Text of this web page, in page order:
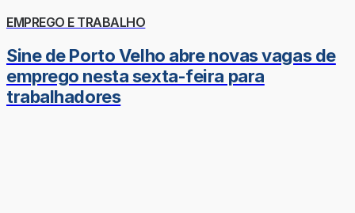
EMPREGO E TRABALHO
Sine de Porto Velho abre novas vagas de
emprego nesta sexta-feira para
trabalhadores